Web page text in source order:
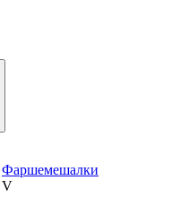
Фаршемешалки
V